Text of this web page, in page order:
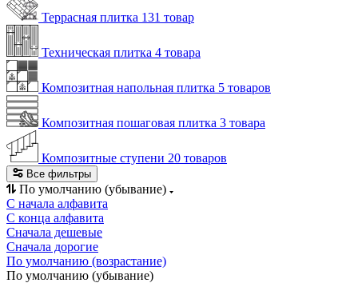
Террасная плитка 131 товар
Техническая плитка 4 товара
Композитная напольная плитка 5 товаров
Композитная пошаговая плитка 3 товара
Композитные ступени 20 товаров
Все фильтры
По умолчанию (убывание)
С начала алфавита
С конца алфавита
Сначала дешевые
Сначала дорогие
По умолчанию (возрастание)
По умолчанию (убывание)